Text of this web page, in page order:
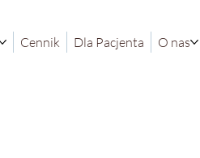
Cennik Dla Pacjenta O nas